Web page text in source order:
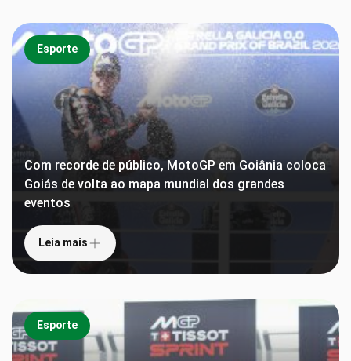
Esporte
Com recorde de público, MotoGP em Goiânia coloca
Goiás de volta ao mapa mundial dos grandes
eventos
Leia mais
Esporte